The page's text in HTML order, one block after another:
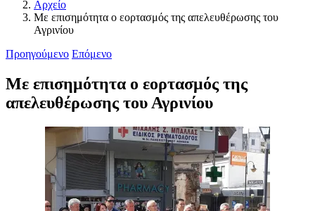
Αρχείο
Με επισημότητα ο εορτασμός της απελευθέρωσης του
Αγρινίου
Προηγούμενο Επόμενο
Με επισημότητα ο εορτασμός της
απελευθέρωσης του Αγρινίου